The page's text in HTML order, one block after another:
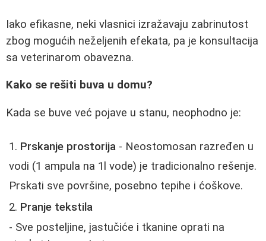
Iako efikasne, neki vlasnici izražavaju zabrinutost
zbog mogućih neželjenih efekata, pa je konsultacija
sa veterinarom obavezna.
Kako se rešiti buva u domu?
Kada se buve već pojave u stanu, neophodno je:
Prskanje prostorija - Neostomosan razređen u
vodi (1 ampula na 1l vode) je tradicionalno rešenje.
Prskati sve površine, posebno tepihe i ćoškove.
Pranje tekstila
- Sve posteljine, jastučiće i tkanine oprati na